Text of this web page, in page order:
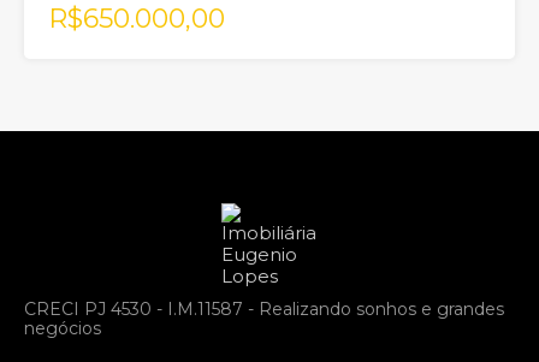
R$650.000,00
CRECI PJ 4530 - I.M.11587 - Realizando sonhos e grandes
negócios